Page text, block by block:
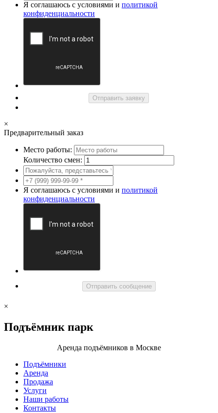
Я соглашаюсь с условиями и политикой
конфиденциальности
Отправить заявку
×
Предварительный заказ
Место работы:
Количество смен:
Я соглашаюсь с условиями и политикой
конфиденциальности
Отправить сообщение
×
Подъёмник парк
Аренда подъёмников в Москве
Подъёмники
Аренда
Продажа
Услуги
Наши работы
Контакты